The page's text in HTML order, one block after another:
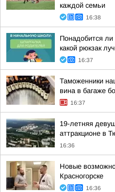
каждой семьи
16:38
Понадобится
какой рюкзак
16:37
Таможенники
вина в багаже
16:37
19-летняя
аттракционе в
16:36
Новые
Красногорске
16:36